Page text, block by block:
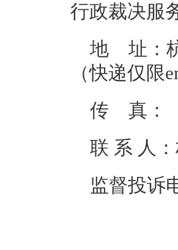
行政裁决服
地 址：
（快递仅限
传 真：
联 系 人
监督投诉